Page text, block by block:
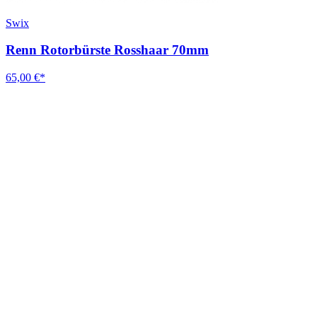
Swix
Renn Rotorbürste Rosshaar 70mm
65,00 €*